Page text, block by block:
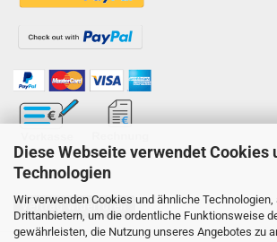
Diese Webseite verwendet Cookies
Technologien
Wir verwenden Cookies und ähnliche Technologien,
Drittanbietern, um die ordentliche Funktionsweise
gewährleisten, die Nutzung unseres Angebotes zu
Vertrag widerrufen